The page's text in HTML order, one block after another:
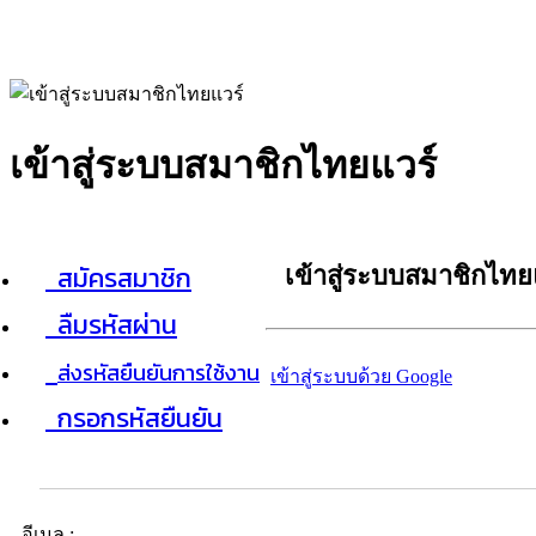
เข้าสู่ระบบสมาชิกไทยแวร์
สมัครสมาชิก
ลืมรหัสผ่าน
ส่งรหัสยืนยันการใช้งาน
กรอกรหัสยืนยัน
เข้าสู่ระบบสมาชิกไท
เข้าสู่ระบบด้วย Google